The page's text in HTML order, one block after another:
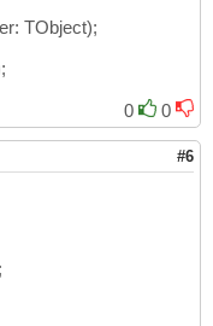
TObject);
0
0
#6